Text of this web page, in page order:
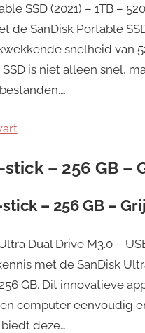
SSD (2021) – 1TB –
SanDisk Portable
snelheid van
is niet alleen snel,
– 256 GB –
– 256 GB –
Dual Drive M3.0 –
met de SanDisk
GB. Dit innovatieve
computer eenvoudig
deze…